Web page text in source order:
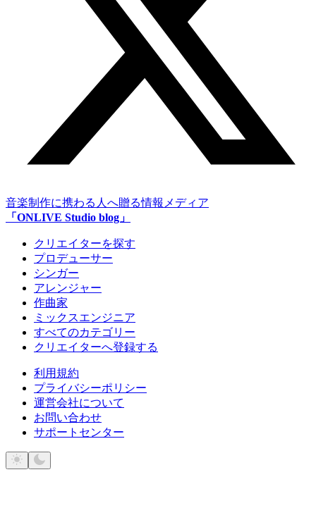
音楽制作に携わる人へ贈る情報メディア
「ONLIVE Studio blog」
クリエイターを探す
プロデューサー
シンガー
アレンジャー
作曲家
ミックスエンジニア
すべてのカテゴリー
クリエイターへ登録する
利用規約
プライバシーポリシー
運営会社について
お問い合わせ
サポートセンター